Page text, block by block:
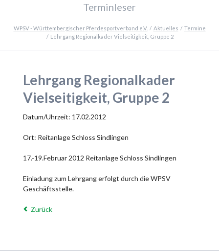
Terminleser
WPSV - Württembergischer Pferdesportverband e.V. Aktuelles
Termine
Lehrgang Regionalkader Vielseitigkeit, Gruppe 2
Lehrgang Regionalkader
Vielseitigkeit, Gruppe 2
Datum/Uhrzeit: 17.02.2012
Ort: Reitanlage Schloss Sindlingen
17.-19.Februar 2012 Reitanlage Schloss Sindlingen
Einladung zum Lehrgang erfolgt durch die WPSV
Geschäftsstelle.
Zurück